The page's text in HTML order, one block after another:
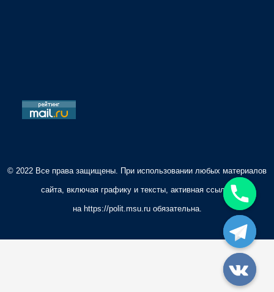
n
© 2022 Все права защищены. При использовании любых материалов
сайта, включая графику и тексты, активная ссылка
на https://polit.msu.ruобязательна.